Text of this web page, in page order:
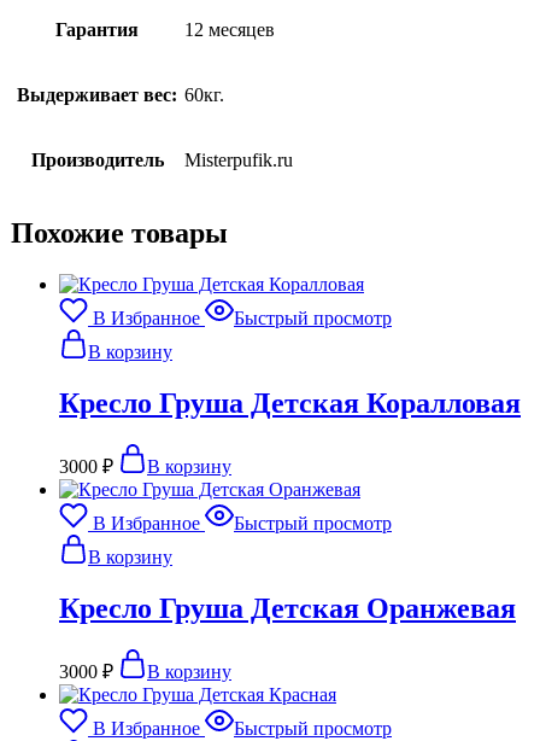
Гарантия 12 месяцев
Выдерживает вес: 60кг.
Производитель Misterpufik.ru
Похожие товары
В Избранное
Быстрый просмотр
В корзину
Кресло Груша Детская Коралловая
3000 ₽ В корзину
В Избранное
Быстрый просмотр
В корзину
Кресло Груша Детская Оранжевая
3000 ₽ В корзину
В Избранное Быстрый просмотр